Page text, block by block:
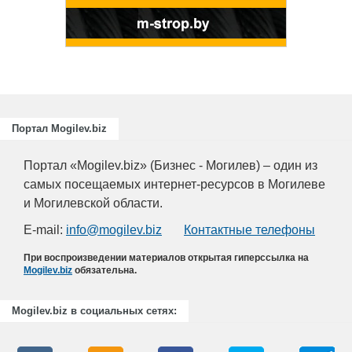
Портал Mogilev.biz
Портал «Mogilev.biz» (Бизнес - Могилев) – один из
самых посещаемых интернет-ресурсов в Могилеве
и Могилевской области.
E-mail: info@mogilev.biz Контактные телефоны
При воспроизведении материалов открытая гиперссылка на
Mogilev.biz обязательна.
Mogilev.biz в социальных сетях: